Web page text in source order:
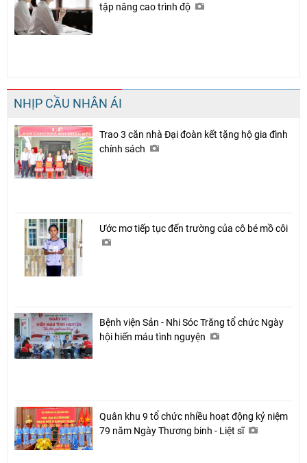
tập nâng cao trình độ
NHỊP CẦU NHÂN ÁI
Trao 3 căn nhà Đại đoàn kết tặng hộ gia đình
chính sách
Ước mơ tiếp tục đến trường của cô bé mồ côi
Bệnh viện Sản - Nhi Sóc Trăng tổ chức Ngày
hội hiến máu tình nguyện
Quân khu 9 tổ chức nhiều hoạt động kỷ niệm
79 năm Ngày Thương binh - Liệt sĩ